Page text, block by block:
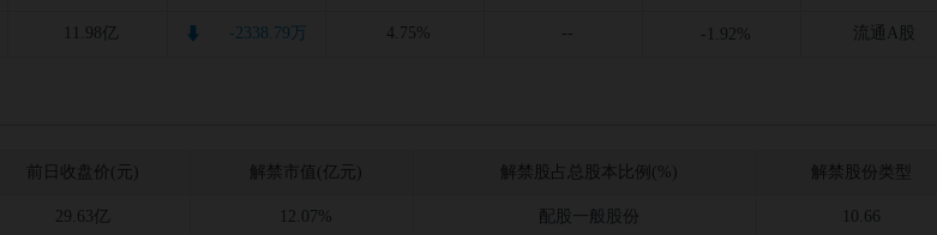
11.98亿 -2338.79万 4.75% -- -1.92% 流通A股
前日收盘价(元) 解禁市值(亿元) 解禁股占总股本比例(%) 解禁股份类型
29.63亿 12.07% 配股一般股份 10.66